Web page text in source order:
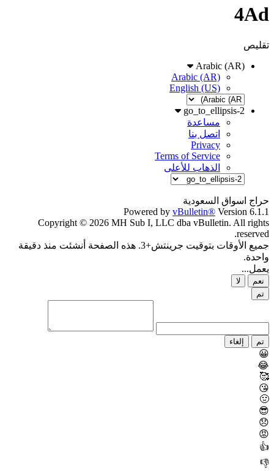
4Ad
تقليص
Arabic (AR)
Arabic (AR)
English (US)
go_to_ellipsis-2
مساعدة
اتصل بنا
Privacy
Terms of Service
الذهاب للأعلى
حراج اسواق السعودية
Powered by vBulletin® Version 6.1.1
Copyright © 2026 MH Sub I, LLC dba vBulletin. All rights
reserved.
جميع الأوقات بتوقيت جرينتش+3. هذه الصفحة أنشئت منذ دقيقة
واحدة.
يعمل...
نعم
لا
تم
تم إلغاء
😀
😂
🥰
😘
🤢
😎
😞
😡
👍
👎